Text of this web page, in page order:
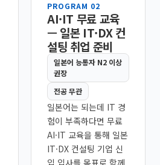
PROGRAM 02
AI·IT 무료 교육
— 일본 IT·DX 컨
설팅 취업 준비
일본어 능통자 N2 이상
권장
전공 무관
일본어는 되는데 IT 경
험이 부족하다면 무료
AI·IT 교육을 통해 일본
IT·DX 컨설팅 기업 신
입 입사를 목표로 함께